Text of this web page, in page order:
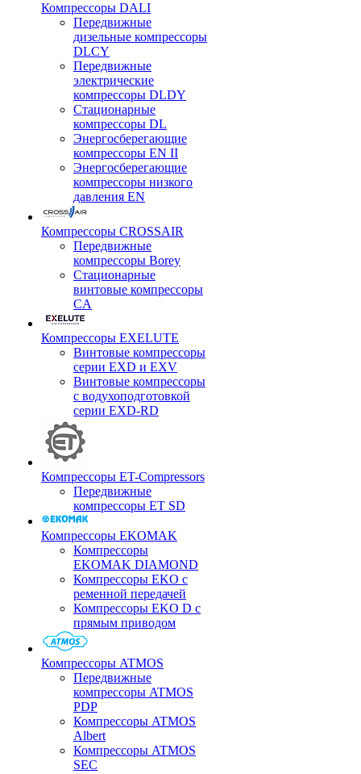
Компрессоры DALI
Передвижные
дизельные компрессоры
DLCY
Передвижные
электрические
компрессоры DLDY
Стационарные
компрессоры DL
Энергосберегающие
компрессоры EN II
Энергосберегающие
компрессоры низкого
давления EN
Компрессоры CROSSAIR
Передвижные
компрессоры Borey
Стационарные
винтовые компрессоры
CA
Компрессоры EXELUTE
Винтовые компрессоры
серии EXD и EXV
Винтовые компрессоры
с водухоподготовкой
серии EXD-RD
Компрессоры ET-Compressors
Передвижные
компрессоры ET SD
Компрессоры EKOMAK
Компрессоры
EKOMAK DIAMOND
Компрессоры EKO c
ременной передачей
Компрессоры EKO D с
прямым приводом
Компрессоры ATMOS
Передвижные
компрессоры ATMOS
PDP
Компрессоры ATMOS
Albert
Компрессоры ATMOS
SEC